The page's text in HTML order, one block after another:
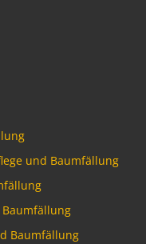
und Baumfällung
Baumfällung